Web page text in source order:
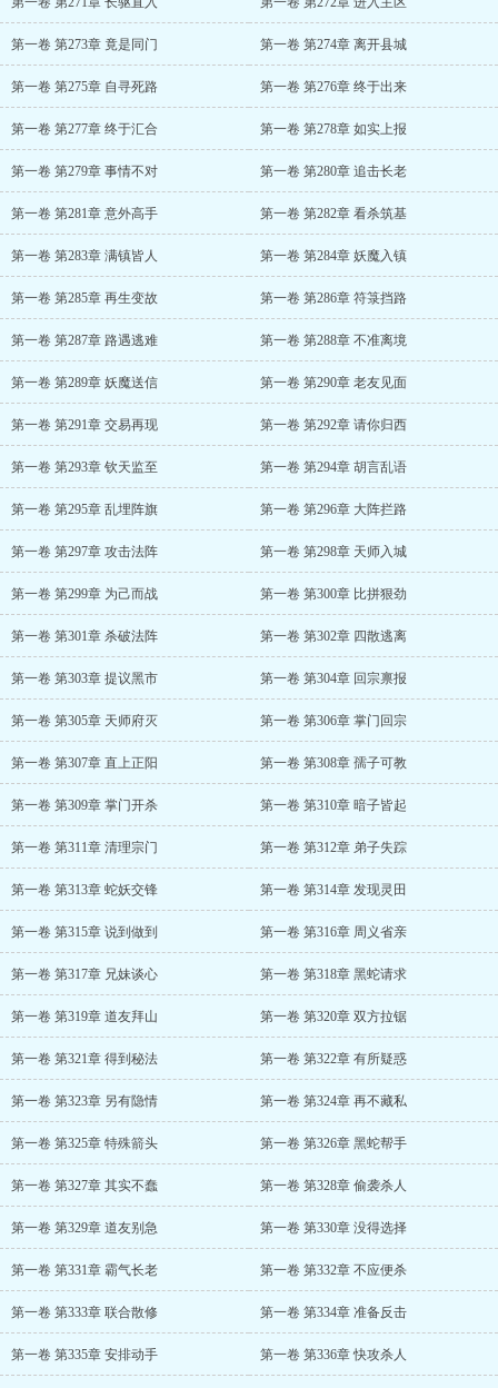
第一卷 第273章 竟是同门 第一卷 第274章 离开县城
第一卷 第275章 自寻死路 第一卷 第276章 终于出来
第一卷 第277章 终于汇合 第一卷 第278章 如实上报
第一卷 第279章 事情不对 第一卷 第280章 追击长老
第一卷 第281章 意外高手 第一卷 第282章 看杀筑基
第一卷 第283章 满镇皆人 第一卷 第284章 妖魔入镇
第一卷 第285章 再生变故 第一卷 第286章 符箓挡路
第一卷 第287章 路遇逃难 第一卷 第288章 不准离境
第一卷 第289章 妖魔送信 第一卷 第290章 老友见面
第一卷 第291章 交易再现 第一卷 第292章 请你归西
第一卷 第293章 钦天监至 第一卷 第294章 胡言乱语
第一卷 第295章 乱埋阵旗 第一卷 第296章 大阵拦路
第一卷 第297章 攻击法阵 第一卷 第298章 天师入城
第一卷 第299章 为己而战 第一卷 第300章 比拼狠劲
第一卷 第301章 杀破法阵 第一卷 第302章 四散逃离
第一卷 第303章 提议黑市 第一卷 第304章 回宗禀报
第一卷 第305章 天师府灭 第一卷 第306章 掌门回宗
第一卷 第307章 直上正阳 第一卷 第308章 孺子可教
第一卷 第309章 掌门开杀 第一卷 第310章 暗子皆起
第一卷 第311章 清理宗门 第一卷 第312章 弟子失踪
第一卷 第313章 蛇妖交锋 第一卷 第314章 发现灵田
第一卷 第315章 说到做到 第一卷 第316章 周义省亲
第一卷 第317章 兄妹谈心 第一卷 第318章 黑蛇请求
第一卷 第319章 道友拜山 第一卷 第320章 双方拉锯
第一卷 第321章 得到秘法 第一卷 第322章 有所疑惑
第一卷 第323章 另有隐情 第一卷 第324章 再不藏私
第一卷 第325章 特殊箭头 第一卷 第326章 黑蛇帮手
第一卷 第327章 其实不蠢 第一卷 第328章 偷袭杀人
第一卷 第329章 道友别急 第一卷 第330章 没得选择
第一卷 第331章 霸气长老 第一卷 第332章 不应便杀
第一卷 第333章 联合散修 第一卷 第334章 准备反击
第一卷 第335章 安排动手 第一卷 第336章 快攻杀人